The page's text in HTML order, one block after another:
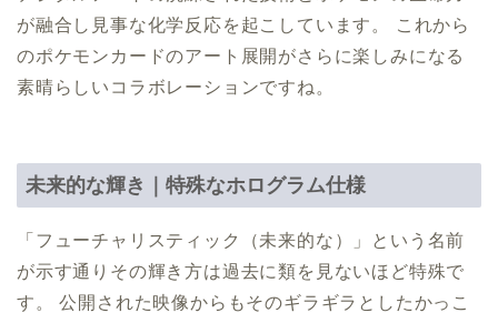
が融合し見事な化学反応を起こしています。 これから
のポケモンカードのアート展開がさらに楽しみになる
素晴らしいコラボレーションですね。
未来的な輝き｜特殊なホログラム仕様
「フューチャリスティック（未来的な）」という名前
が示す通りその輝き方は過去に類を見ないほど特殊で
す。 公開された映像からもそのギラギラとしたかっこ